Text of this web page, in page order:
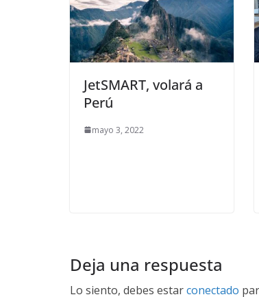
JetSMART, volará a
Perú
mayo 3, 2022
Deja una respuesta
Lo siento, debes estarconectado